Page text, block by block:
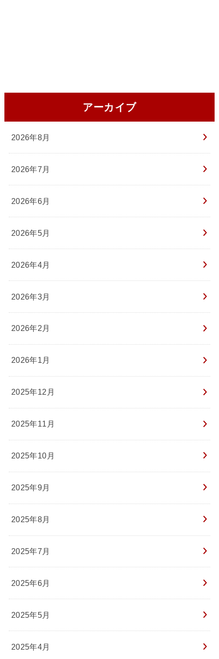
アーカイブ
2026年8月
2026年7月
2026年6月
2026年5月
2026年4月
2026年3月
2026年2月
2026年1月
2025年12月
2025年11月
2025年10月
2025年9月
2025年8月
2025年7月
2025年6月
2025年5月
2025年4月